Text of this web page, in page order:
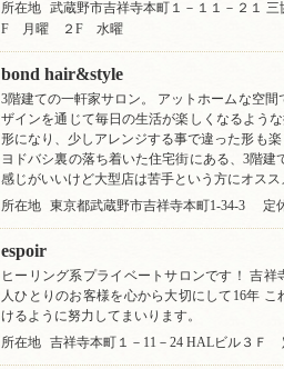
所在地
武蔵野市吉祥寺本町１－１１－２１
F 月曜 ２F 水曜
bond hair&style
3階建ての一軒家サロン。 アットホームな空
ザインを通じて毎日の生活が楽しくなるよう
形になり、少しアレンジする事で違った形も
ヨドバシ裏の落ち着いた住宅街にある、3階
感じがいいけど大型店は苦手という方にオスス
所在地
東京都武蔵野市吉祥寺本町1-34-3 定
espoir
ヒーリング系プライベートサロンです！ 吉
人ひとりのお客様を心から大切にして16年
けるように努力してまいります。
所在地
吉祥寺本町１－11－24 HALビル３Ｆ